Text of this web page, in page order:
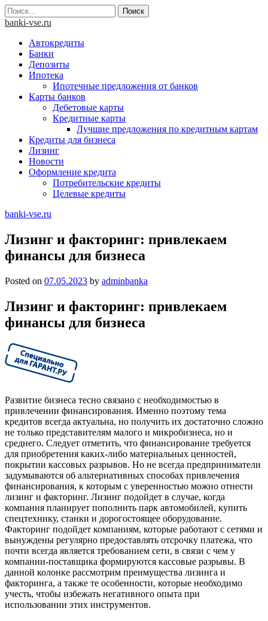
Skip
to
Найти:
banki-vse.ru
Автокредиты
Банки
Депозиты
Ипотека
Ипотечные предложения от банков
Карты банков
Дебетовые карты
Кредитные карты
Лучшие предложения по кредитным картам
Кредиты для бизнеса
Лизинг
Новости
Оформление кредита
Потребительские кредиты
Целевые кредиты
banki-vse.ru
Лизинг и факторинг: привлекаем
финансы для бизнеса
Posted on 07.05.2023 by adminbanka
Лизинг и факторинг: привлекаем
финансы для бизнеса
Развитие бизнеса тесно связано с необходимостью в
привлечении финансирования. Именно поэтому тема
кредитов всегда актуальна, но получить их достаточно сложно
не только представителям малого и микробизнеса, но и
среднего. Следует отметить, что финансирование требуется
для приобретения каких-либо материальных ценностей,
покрытии кассовых разрывов. Но не всегда предприниматели
задумываются об альтернативных способах привлечения
финансирования, к которым с уверенностью можно отнести
лизинг и факторинг. Лизинг подойдет в случае, когда
компания планирует пополнить парк автомобилей, купить
спецтехнику, станки и дорогостоящее оборудование.
Факторинг подойдет компаниям, которые работают с сетями и
вынуждены регулярно предоставлять отсрочку платежа, что
почти всегда является требованием сети, в связи с чем у
компании-поставщика формируются кассовые разрывы. В
данной колонке рассмотрим преимущества лизинга и
факторинга, а также те особенности, которые необходимо
учесть, чтобы избежать негативного опыта при
использовании этих инструментов.